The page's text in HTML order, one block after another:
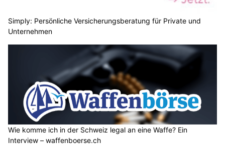
Simply: Persönliche Versicherungsberatung für Private und
Unternehmen
Wie komme ich in der Schweiz legal an eine Waffe? Ein
Interview – waffenboerse.ch